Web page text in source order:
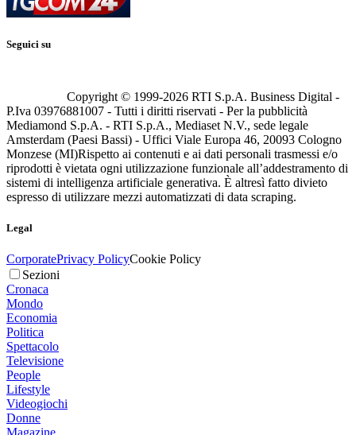
Seguici su
Copyright © 1999-2026 RTI S.p.A. Business Digital -
P.Iva 03976881007 - Tutti i diritti riservati - Per la pubblicità
Mediamond S.p.A. - RTI S.p.A., Mediaset N.V., sede legale
Amsterdam (Paesi Bassi) - Uffici Viale Europa 46, 20093 Cologno
Monzese (MI)Rispetto ai contenuti e ai dati personali trasmessi e/o
riprodotti è vietata ogni utilizzazione funzionale all’addestramento di
sistemi di intelligenza artificiale generativa. È altresì fatto divieto
espresso di utilizzare mezzi automatizzati di data scraping.
Legal
CorporatePrivacy PolicyCookie Policy
Sezioni
Cronaca
Mondo
Economia
Politica
Spettacolo
Televisione
People
Lifestyle
Videogiochi
Donne